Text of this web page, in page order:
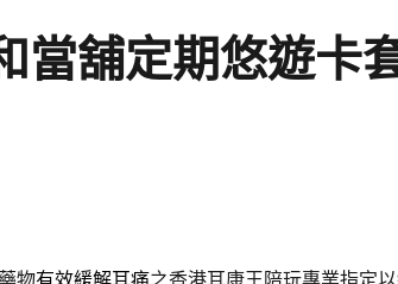
當舖定期悠遊卡
物有效緩解耳痛之香港耳康王陪玩專業指定